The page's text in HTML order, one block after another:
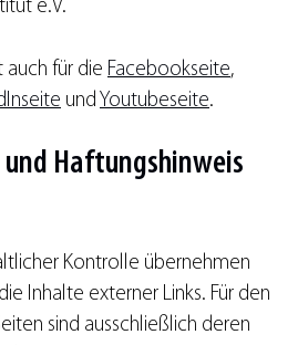
e.V.
auch für die Facebookseite,
und Youtubeseite.
und Haftungshinweis
Kontrolle übernehmen
Inhalte externer Links. Für den
sind ausschließlich deren